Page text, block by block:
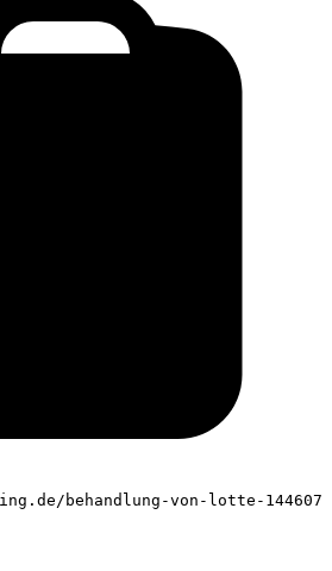
behandlung-von-lotte-144607